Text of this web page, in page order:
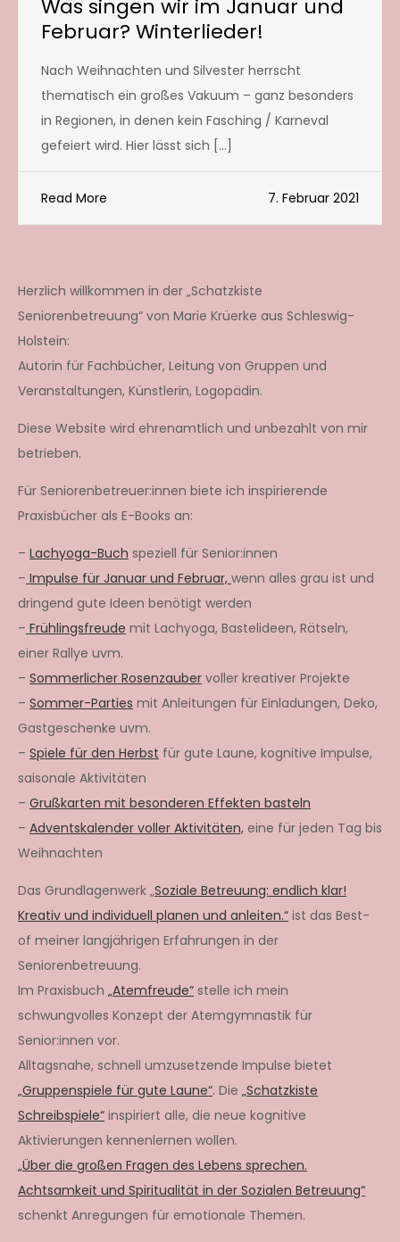
Was singen wir im Januar und
Februar? Winterlieder!
Nach Weihnachten und Silvester herrscht
thematisch ein großes Vakuum – ganz besonders
in Regionen, in denen kein Fasching / Karneval
gefeiert wird. Hier lässt sich […]
Read More 7. Februar 2021
Herzlich willkommen in der „Schatzkiste
Seniorenbetreuung“ von Marie Krüerke aus Schleswig-
Holstein:
Autorin für Fachbücher, Leitung von Gruppen und
Veranstaltungen, Künstlerin, Logopädin.
Diese Website wird ehrenamtlich und unbezahlt von mir
betrieben.
Für Seniorenbetreuer:innen biete ich inspirierende
Praxisbücher als E-Books an:
– Lachyoga-Buch speziell für Senior:innen
– Impulse für Januar und Februar, wenn alles grau ist und
dringend gute Ideen benötigt werden
– Frühlingsfreude mit Lachyoga, Bastelideen, Rätseln,
einer Rallye uvm.
– Sommerlicher Rosenzauber voller kreativer Projekte
– Sommer-Parties mit Anleitungen für Einladungen, Deko,
Gastgeschenke uvm.
– Spiele für den Herbst für gute Laune, kognitive Impulse,
saisonale Aktivitäten
– Grußkarten mit besonderen Effekten basteln
– Adventskalender voller Aktivitäten, eine für jeden Tag bis
Weihnachten
Das Grundlagenwerk „Soziale Betreuung: endlich klar!
Kreativ und individuell planen und anleiten.“ ist das Best-
of meiner langjährigen Erfahrungen in der
Seniorenbetreuung.
Im Praxisbuch „Atemfreude“ stelle ich mein
schwungvolles Konzept der Atemgymnastik für
Senior:innen vor.
Alltagsnahe, schnell umzusetzende Impulse bietet
„Gruppenspiele für gute Laune“. Die „Schatzkiste
Schreibspiele“ inspiriert alle, die neue kognitive
Aktivierungen kennenlernen wollen.
„Über die großen Fragen des Lebens sprechen.
Achtsamkeit und Spiritualität in der Sozialen Betreuung“
schenkt Anregungen für emotionale Themen.